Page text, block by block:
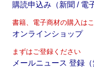
購読申込み（新聞 / 電
書籍、電子商材の購入は
オンラインショップ
まずはご登録ください
メールニュース 登録（